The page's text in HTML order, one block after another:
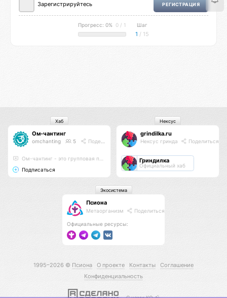
Зарегистрируйтесь РЕГИСТРАЦИЯ
Прогресс: 0% 0 / 1 Шаг
1 / 15
Ом-чантинг
omchanting 5 Поделиться
Ом-чантинг - это групповая практика пропевания звука Ом
Подписаться
Хаб
grindilka.ru
Нексус гринда Поделиться
Гриндилка
Официальный хаб
Нексус
Псиона
Метаорганизм Поделиться
Официальные ресурсы:
Экосистема
1995–2026 © Псиона О проекте Контакты
Соглашение
Конфиденциальность